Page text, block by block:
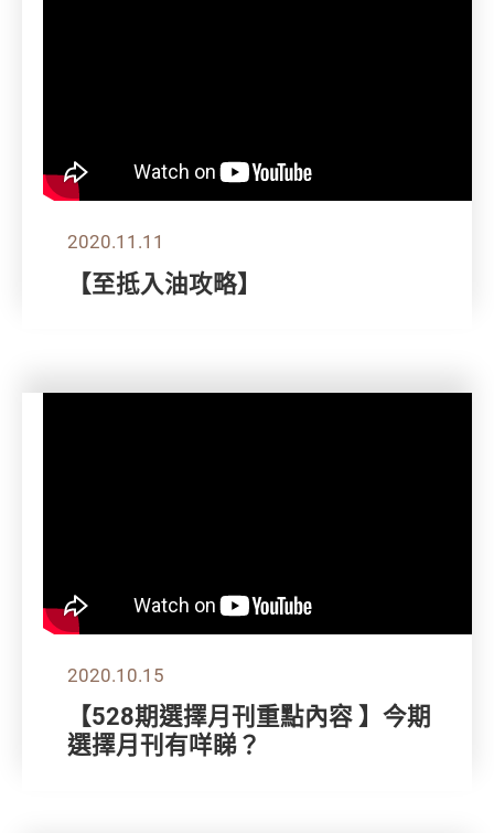
2020.11.11
【至抵入油攻略】
2020.10.15
【528期選擇月刊重點內容 】今期
選擇月刊有咩睇？